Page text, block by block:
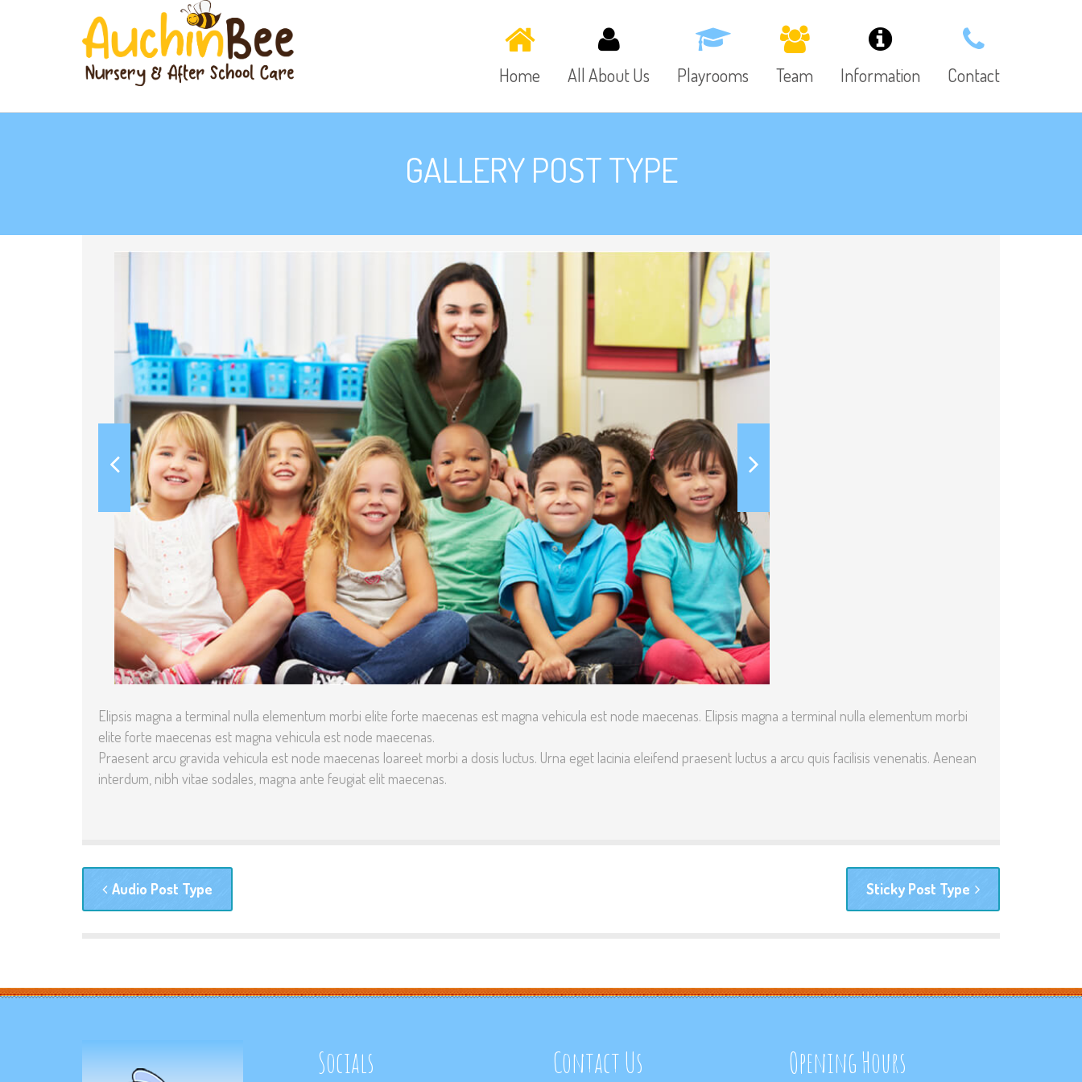
Home All About Us Playrooms Team Information Contact
GALLERY POST TYPE
Elipsis magna a terminal nulla elementum morbi elite forte maecenas est magna vehicula est node maecenas. Elipsis magna a terminal nulla elementum morbi
elite forte maecenas est magna vehicula est node maecenas.
Praesent arcu gravida vehicula est node maecenas loareet morbi a dosis luctus. Urna eget lacinia eleifend praesent luctus a arcu quis facilisis venenatis. Aenean
interdum, nibh vitae sodales, magna ante feugiat elit maecenas.
Audio Post Type Sticky Post Type
Socials Contact Us Opening Hours